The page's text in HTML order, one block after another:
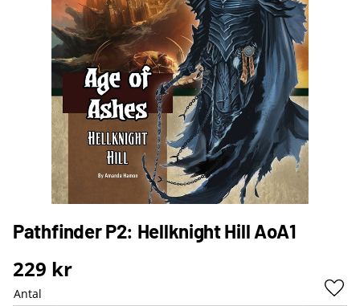
Pathfinder P2: Hellknight Hill AoA1
229 kr
Antal